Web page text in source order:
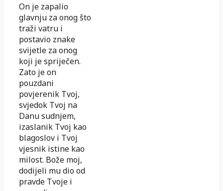
On je zapalio
glavnju za onog što
traži vatru i
postavio znake
svijetle za onog
koji je spriječen.
Zato je on
pouzdani
povjerenik Tvoj,
svjedok Tvoj na
Danu sudnjem,
izaslanik Tvoj kao
blagoslov i Tvoj
vjesnik istine kao
milost. Bože moj,
dodijeli mu dio od
pravde Tvoje i